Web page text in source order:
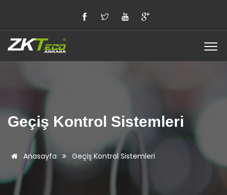
Geçiş Kontrol Sistemleri
Anasayfa Geçiş Kontrol Sistemleri